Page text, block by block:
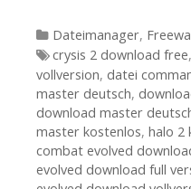
Kategorien
Dateimanager,
Tags
crysis 2 download free,
vollversion, datei
master deutsch,
download master
master kostenlos, halo 2
combat evolved
evolved download full